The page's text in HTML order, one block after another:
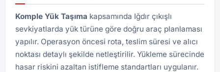
Komple Yük Taşıma kapsamında Iğdır çıkışlı
sevkiyatlarda yük türüne göre doğru araç planlaması
yapılır. Operasyon öncesi rota, teslim süresi ve alıcı
noktası detaylı şekilde netleştirilir. Yükleme sürecinde
hasar riskini azaltan istifleme standartları uygulanır.